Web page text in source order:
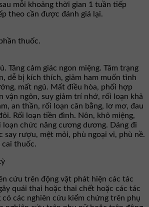
mỗi khoảng thời gian 1 tuần tiếp
theo cần được đánh giá lại.
thuốc.
Tăng cảm giác ngon miệng. Tâm trạng
dễ bị kích thích, giảm ham muốn tình
mất ngủ. Mất điều hòa, phối hợp
vận ngôn, suy giảm trí nhớ, rối loạn khả
an thần, rối loạn cân bằng, lơ mơ, đau
Rối loạn tiền đình. Nôn, khô miệng,
loạn chức năng cương dương. Dáng đi
say rượu, mệt mỏi, phù ngoại vi, phù nề.
cai thuốc.
cứu trên động vật phát hiện các tác
quái thai hoặc thai chết hoặc các tác
có các nghiên cứu kiểm chứng trên phụ